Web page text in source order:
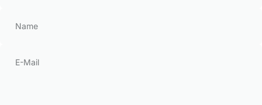
Name
E-Mail